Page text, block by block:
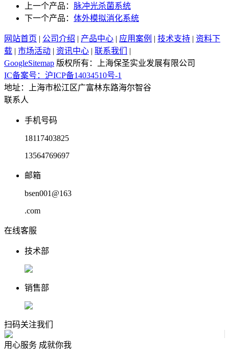
上一个产品： 脉冲光杀菌系统
下一个产品： 体外模拟消化系统
网站首页 | 公司介绍 | 产品中心 | 应用案例 | 技术支持 | 资料下
载 | 市场活动 | 资讯中心 | 联系我们
|
GoogleSitemap 版权所有：上海保圣实业发展有限公司
IC备案号：沪ICP备14034510号-1
地址：上海市松江区广富林东路海尔智谷
联系人
手机号码
18117403825
13564769697
邮箱
bsen001@163
.com
在线客服
技术部
销售部
扫码关注我们
用心服务 成就你我